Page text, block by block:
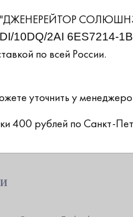
СОЛЮШНЗ
10DQ/2AI 6ES7214-
по всей России.
уточнить у
400 рублей по Санкт-